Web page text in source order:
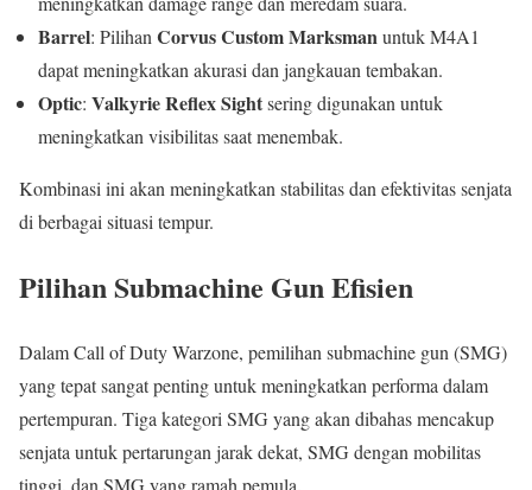
Barrel: Pilihan Corvus Custom Marksmanuntuk M4A1
dapat meningkatkan akurasi dan jangkauan tembakan.
Optic: Valkyrie Reflex Sightsering digunakan untuk
meningkatkan visibilitas saat menembak.
Kombinasi ini akan meningkatkan stabilitas dan efektivitas senjata
di berbagai situasi tempur.
Pilihan Submachine Gun Efisien
Dalam Call of Duty Warzone, pemilihan submachine gun (SMG)
yang tepat sangat penting untuk meningkatkan performa dalam
pertempuran. Tiga kategori SMG yang akan dibahas mencakup
senjata untuk pertarungan jarak dekat, SMG dengan mobilitas
tinggi, dan SMG yang ramah pemula.